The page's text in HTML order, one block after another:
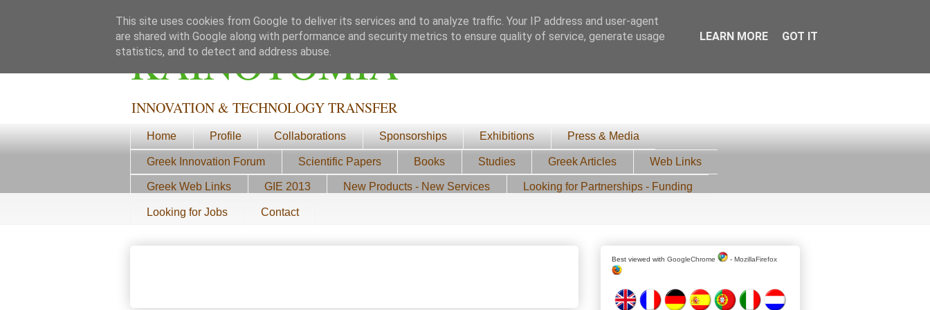
ΚΑΙΝΟΤΟΜΙΑ
INNOVATION & TECHNOLOGY TRANSFER
Home Profile Collaborations Sponsorships Exhibitions Press & Media
Greek Innovation Forum Scientific Papers Books Studies Greek Articles Web Links
Greek Web Links GIE 2013 New Products - New Services Looking for Partnerships - Funding
Looking for Jobs Contact
Best viewed with GoogleChrome - MozillaFirefox
This site uses cookies from Google to deliver its services and to analyze traffic. Your IP address and user-agent
are shared with Google along with performance and security metrics to ensure quality of service, generate usage
statistics, and to detect and address abuse.
LEARN MORE GOT IT